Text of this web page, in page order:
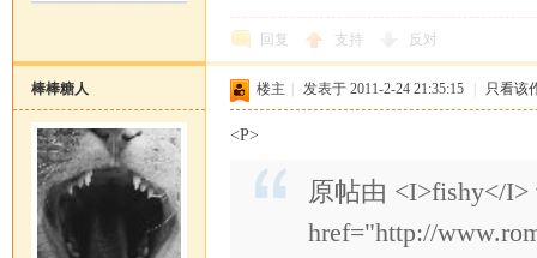
回复 支持 反对
棒棒糖人 楼主 发表于 2011-2-24 21:35:15 只看该
<P>
原帖由 <I>fishy</I>
href="http://